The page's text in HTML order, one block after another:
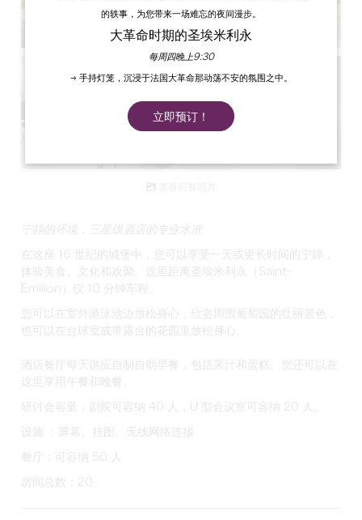
宁静的环境，三星级酒店的专业水准
在这座 16 世纪的城堡中，您可以享受一天或更长时间的宁静，
体验美食、文化和欢聚。这里距离圣埃米利永（Saint-
Émilion）仅 10 分钟车程。
您可以在室外游泳池边放松身心，欣赏周围葡萄园的壮丽景色，
也可以在台球室或带露台的花园里放松身心。
酒店餐厅每天供应自制自助早餐，包括果汁和蛋糕。您还可以在
这里享用午餐和晚餐。
研讨会容量：剧院可容纳 40 人，U 型会议室可容纳 20 人。
设施 ：屏幕、挂图、无线网络连接
餐厅：可容纳 50 人
房间总数：20
的轶事，为您带来一场难忘的夜间漫步。
大革命时期的圣埃米利永
每周四晚上9:30
→ 手持灯笼，沉浸于法国大革命那动荡不安的氛围之中。
立即预订！